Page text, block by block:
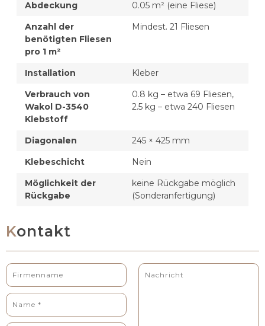
Abdeckung
0.05 m² (eine Fliese)
Anzahl der
benötigten Fliesen
pro 1 m²
Mindest. 21 Fliesen
Installation
Kleber
Verbrauch von
Wakol D-3540
Klebstoff
0.8 kg – etwa 69 Fliesen,
2.5 kg – etwa 240 Fliesen
Diagonalen
245 × 425 mm
Klebeschicht
Nein
Möglichkeit der
Rückgabe
keine Rückgabe möglich
(Sonderanfertigung)
Kontakt